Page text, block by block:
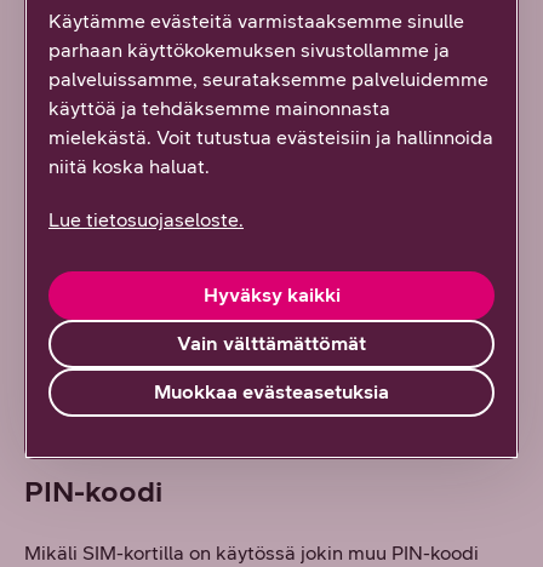
Windows 7 / Vista
Windows XP
Android Tablet
PIN-koodi
Mikäli SIM-kortilla on käytössä jokin muu PIN-koodi
Käytämme evästeitä varmistaaksemme sinulle
parhaan käyttökokemuksen sivustollamme ja
palveluissamme, seurataksemme palveluidemme
käyttöä ja tehdäksemme mainonnasta
mielekästä. Voit tutustua evästeisiin ja hallinnoida
niitä koska haluat.
Lue tietosuojaseloste.
Vain välttämättömät
Hyväksy kaikki
Muokkaa evästeasetuksia